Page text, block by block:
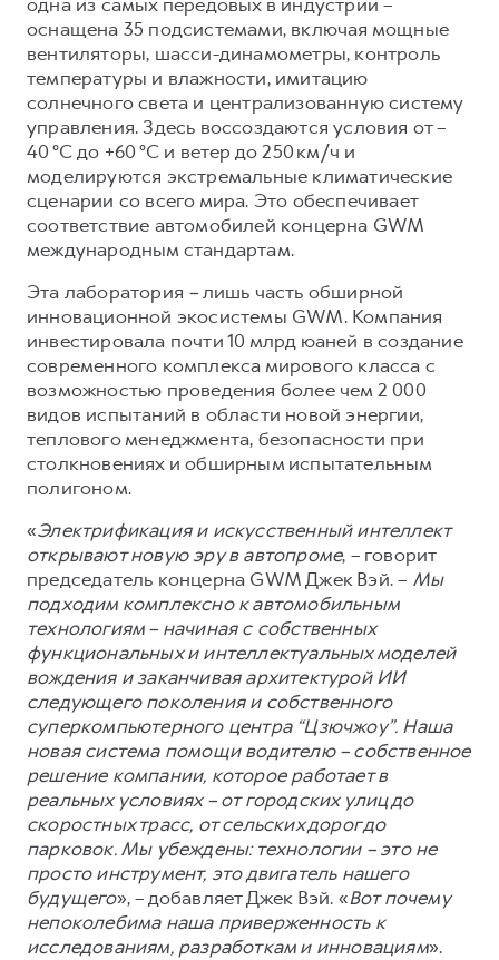
оснащена 35 подсистемами, включая мощные
вентиляторы, шасси-динамометры, контроль
температуры и влажности, имитацию
солнечного света и централизованную систему
управления. Здесь воссоздаются условия от –
40 °C до +60 °C и ветер до 250 км/ч и
моделируются экстремальные климатические
сценарии со всего мира. Это обеспечивает
соответствие автомобилей концерна GWM
международным стандартам.
Эта лаборатория –лишь часть обширной
инновационной экосистемы GWM. Компания
инвестировала почти 10 млрд юаней в создание
современного комплекса мирового класса с
возможностью проведения более чем 2 000
видов испытаний в области новой энергии,
теплового менеджмента, безопасности при
столкновениях и обширным испытательным
полигоном.
«Электрификация и искусственный интеллект
открывают новую эру в автопроме, – говорит
председатель концерна GWM Джек Вэй. – Мы
подходим комплексно к автомобильным
технологиям – начиная с собственных
функциональных и интеллектуальных моделей
вождения и заканчивая архитектурой ИИ
следующего поколения и собственного
суперкомпьютерного центра “Цзючжоу”. Наша
новая система помощи водителю – собственное
решение компании, которое работает в
реальных условиях – от городских улиц до
скоростных трасс, от сельских дорог до
парковок. Мы убеждены: технологии – это не
просто инструмент, это двигатель нашего
будущего», – добавляет Джек Вэй. «Вот почему
непоколебима наша приверженность к
исследованиям, разработкам и инновациям».